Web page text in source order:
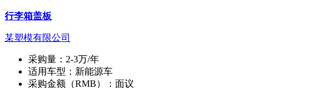
行李箱盖板
某塑模有限公司
采购量： 2-3万/年
适用车型： 新能源车
采购金额（RMB）： 面议